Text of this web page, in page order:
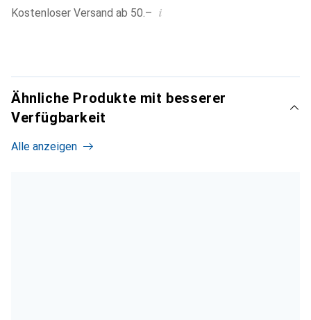
Kostenloser Versand ab 50.– i
Ähnliche Produkte mit besserer
Verfügbarkeit
Alle anzeigen